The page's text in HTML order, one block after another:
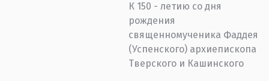
К 150 - летию со дня
рождения
священномученика Фаддея
(Успенского) архиепископа
Тверского и Кашинского